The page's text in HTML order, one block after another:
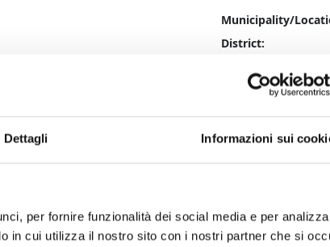
Dettagli Informazioni sui
per fornire funzionalità dei social media e per
in cui utilizza il nostro sito con i nostri partner che si
Municipality/
District:
+
−